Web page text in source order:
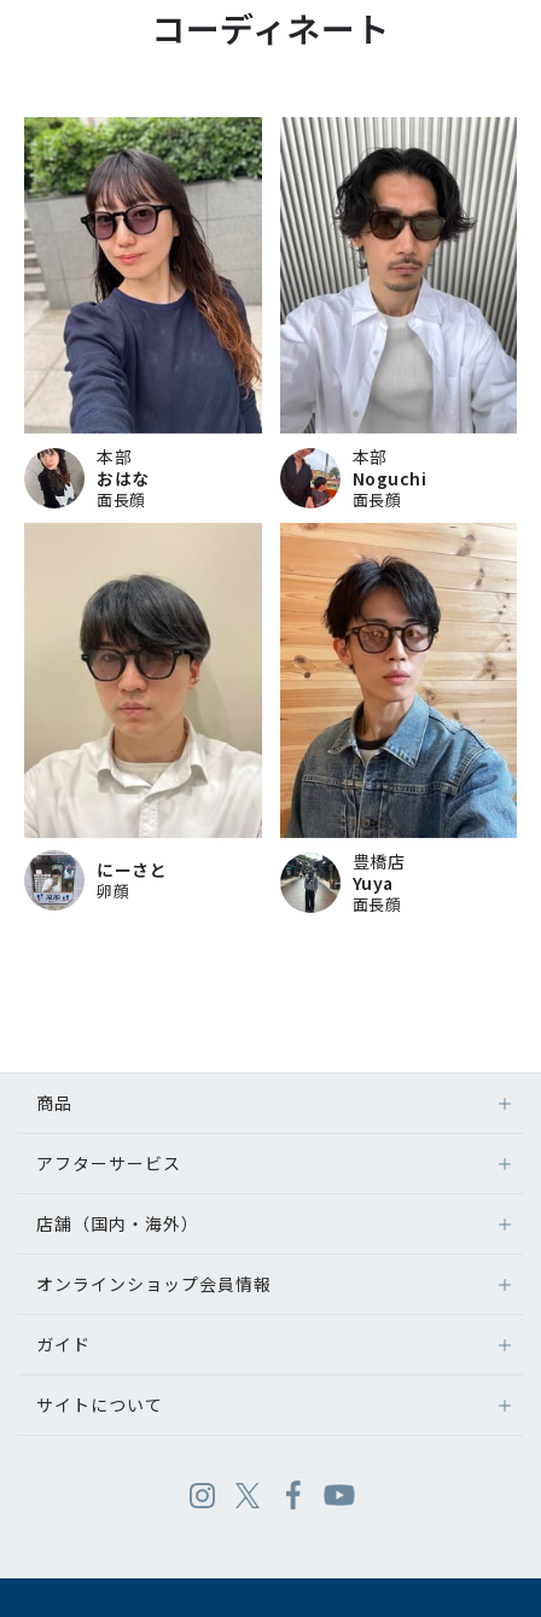
コーディネート
本部
おはな
面長顔
本部
Noguchi
面長顔
にーさと
卵顔
豊橋店
Yuya
面長顔
商品
アフターサービス
店舗（国内・海外）
オンラインショップ会員情報
ガイド
サイトについて